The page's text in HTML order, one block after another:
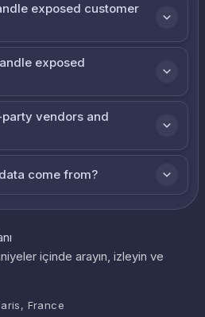
exposed customer
exposed
vendors and
come from?
içinde arayın, izleyin ve
France